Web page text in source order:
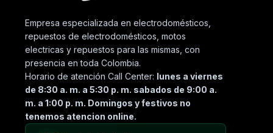
Empresa especializada en electrodomésticos,
repuestos de electrodomésticos, motos
electricas y repuestos para las mismas, con
presencia en toda Colombia.
Horario de atención Call Center: lunes a viernes
de 8:30 a. m. a 5:30 p. m. sabados de 9:00 a.
m. a 1:00 p. m. Domingos y festivos no
tenemos atencion online.